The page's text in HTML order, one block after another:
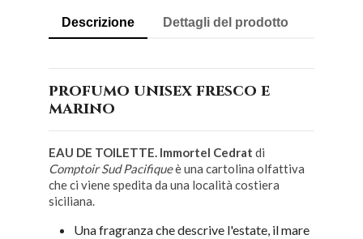
Descrizione Dettagli del prodotto
profumo unisex fresco e
marino
EAU DE TOILETTE. Immortel Cedrat di
Comptoir Sud Pacifiqueè una cartolina olfattiva
che ci viene spedita da una località costiera
siciliana.
Una fragranza che descrive l'estate, il mare